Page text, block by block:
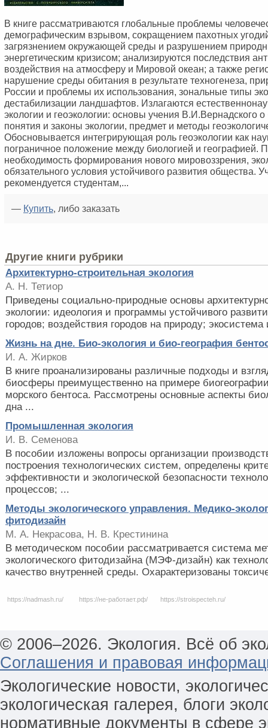
В книге рассматриваются глобальные проблемы
демографическим взрывом, сокращением пахотных
загрязнением окружающей среды и разрушением
энергетическим кризисом; анализируются последствия
воздействия на атмосферу и Мировой океан; а также
нарушение среды обитания в результате техногенеза,
России и проблемы их использования, зональные типы
дестабилизации ландшафтов. Излагаются
экологии и геоэкологии: основы учения В.И.Вернадского
понятия и законы экологии, предмет и методы
Обосновывается интегрирующая роль геоэкологии как
пограничное положение между биологией и географией.
необходимость формирования нового мировоззрения,
обязательного условия устойчивого развития общества.
рекомендуется студентам,...
— Купить, либо заказать
Другие книги рубрики
Архитектурно-строительная экология
А. Н. Тетиор
Приведены социально-природные основы
экологии: идеология и программы устойчивого
городов; воздействия городов на природу;
Жизнь на дне. Био-экология и био-география
И. А. Жирков
В книге проанализированы различные подходы и
биосферы преимущественно на примере
морского бентоса. Рассмотрены основные аспекты
дна ...
Промышленная экология
И. В. Семенова
В пособии изложены вопросы организации
построения технологических систем, определены
эффективности и экологической безопасности
процессов; ...
Методы экологического управления. Медико-
фитодизайн
М. А. Некрасова, Н. В. Крестинина
В методическом пособии рассматривается система
экологического фитодизайна (МЭФ-дизайн) как
качество внутренней среды. Охарактеризованы
https://nadmash.ru/ https://не-работает.рф/ https://stroispecteh.ru/
© 2006–2026. Экология. Всё об
Соглашения и правовая
Экологические новости,
экологическая галерея, блоги
нормативные документы в сфере